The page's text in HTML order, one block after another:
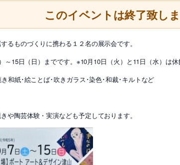
このイベントは終了致し
るものづくりに携わる１２名の展示会です。
～15日（日）までです。※10月10日（火）と11日（水）は休
和紙･絵ことば･吹きガラス･染色･和裁･キルトなど
や陶芸体験・実演なども予定しております。